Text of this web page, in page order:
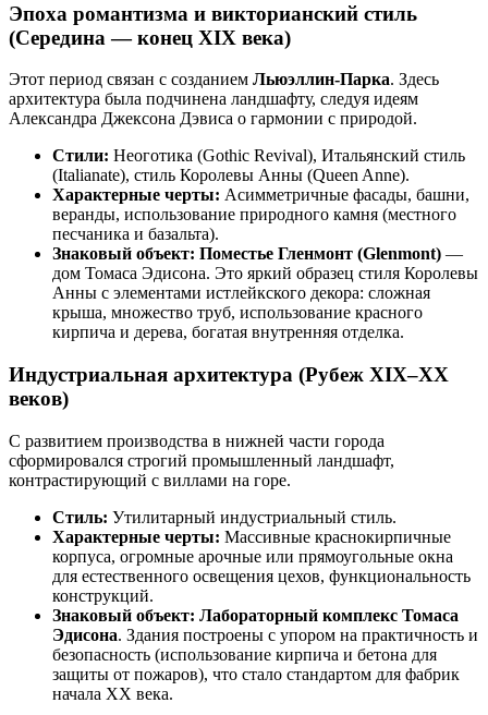
Эпоха романтизма и викторианский стиль
(Середина — конец XIX века)
Этот период связан с созданием Льюэллин-Парка. Здесь
архитектура была подчинена ландшафту, следуя идеям
Александра Джексона Дэвиса о гармонии с природой.
Стили: Неоготика (Gothic Revival), Итальянский стиль
(Italianate), стиль Королевы Анны (Queen Anne).
Характерные черты: Асимметричные фасады, башни,
веранды, использование природного камня (местного
песчаника и базальта).
Знаковый объект: Поместье Гленмонт (Glenmont) —
дом Томаса Эдисона. Это яркий образец стиля Королевы
Анны с элементами истлейкского декора: сложная
крыша, множество труб, использование красного
кирпича и дерева, богатая внутренняя отделка.
Индустриальная архитектура (Рубеж XIX–XX
веков)
С развитием производства в нижней части города
сформировался строгий промышленный ландшафт,
контрастирующий с виллами на горе.
Стиль: Утилитарный индустриальный стиль.
Характерные черты: Массивные краснокирпичные
корпуса, огромные арочные или прямоугольные окна
для естественного освещения цехов, функциональность
конструкций.
Знаковый объект: Лабораторный комплекс Томаса
Эдисона. Здания построены с упором на практичность и
безопасность (использование кирпича и бетона для
защиты от пожаров), что стало стандартом для фабрик
начала XX века.